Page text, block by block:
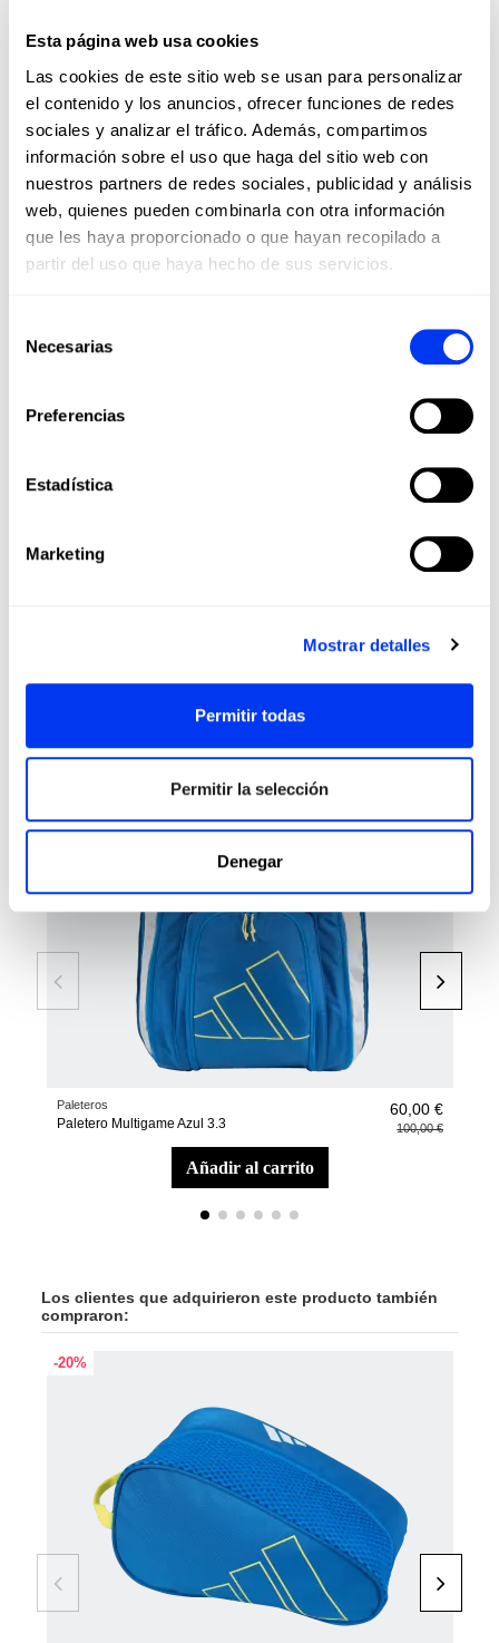
Esta página web usa cookies
Las cookies de este sitio web se usan para personalizar
el contenido y los anuncios, ofrecer funciones de redes
sociales y analizar el tráfico. Además, compartimos
información sobre el uso que haga del sitio web con
nuestros partners de redes sociales, publicidad y análisis
web, quienes pueden combinarla con otra información
que les haya proporcionado o que hayan recopilado a
partir del uso que haya hecho de sus servicios.
Necesarias
Preferencias
Estadística
Marketing
Mostrar detalles
Permitir todas
Permitir la selección
Denegar
Forma: Diamond
Balance: Head Heavy
345-360 +(0-11,2) Gr
Longitud: 455 Mm
Grosor: 38 Mm
Goma : Eva Soft Performance
Cara: Asc
Spin Blade Decal
Punto Dulce:
Potencia:
-40%
Paleteros
Paletero Multigame Azul 3.3
60,00 €
100,00 €
añadir al carrito
Los clientes que adquirieron este producto también
compraron:
-20%